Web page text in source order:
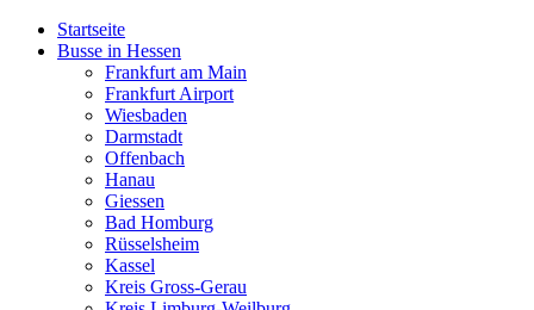
Startseite
Busse in Hessen
Frankfurt am Main
Frankfurt Airport
Wiesbaden
Darmstadt
Offenbach
Hanau
Giessen
Bad Homburg
Rüsselsheim
Kassel
Kreis Gross-Gerau